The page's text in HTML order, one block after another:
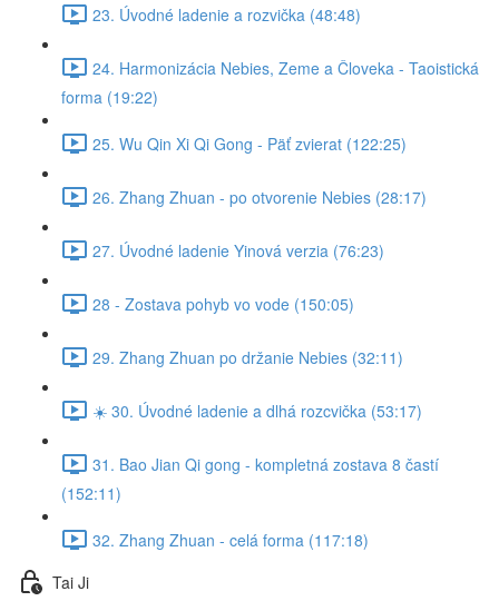
23. Úvodné ladenie a rozvička (48:48)
24. Harmonizácia Nebies, Zeme a Človeka - Taoistická
forma (19:22)
25. Wu Qin Xi Qi Gong - Päť zvierat (122:25)
26. Zhang Zhuan - po otvorenie Nebies (28:17)
27. Úvodné ladenie Yinová verzia (76:23)
28 - Zostava pohyb vo vode (150:05)
29. Zhang Zhuan po držanie Nebies (32:11)
☀️ 30. Úvodné ladenie a dlhá rozcvička (53:17)
31. Bao Jian Qi gong - kompletná zostava 8 častí
(152:11)
32. Zhang Zhuan - celá forma (117:18)
Tai Ji